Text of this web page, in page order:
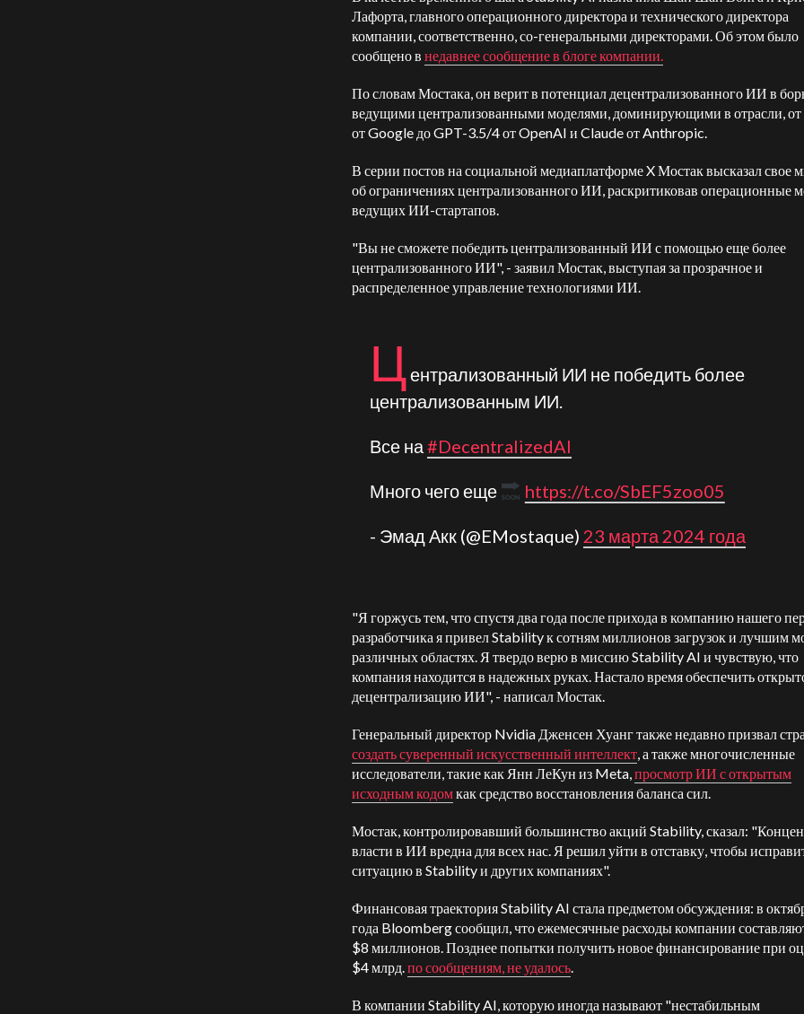
Лафорта, главного операционного директора и технического директора
компании, соответственно, со-генеральными директорами. Об этом было
сообщено в недавнее сообщение в блоге компании.
По словам Мостака, он верит в потенциал децентрализованного ИИ в
ведущими централизованными моделями, доминирующими в отрасли,
от Google до GPT-3.5/4 от OpenAI и Claude от Anthropic.
В серии постов на социальной медиаплатформе X Мостак высказал свое
об ограничениях централизованного ИИ, раскритиковав операционные
ведущих ИИ-стартапов.
"Вы не сможете победить централизованный ИИ с помощью еще более
централизованного ИИ", - заявил Мостак, выступая за прозрачное и
распределенное управление технологиями ИИ.
Централизованный ИИ не победить более
централизованным ИИ.
Все на#DecentralizedAI
Много чего еще https://t.co/SbEF5zoo05
- Эмад Акк (@EMostaque) 23 марта 2024 года
"Я горжусь тем, что спустя два года после прихода в компанию нашего
разработчика я привел Stability к сотням миллионов загрузок и лучшим
различных областях. Я твердо верю в миссию Stability AI и чувствую, что
компания находится в надежных руках. Настало время обеспечить
децентрализацию ИИ", - написал Мостак.
Генеральный директор Nvidia Дженсен Хуанг также недавно призвал
создать суверенный искусственный интеллект, а также многочисленные
исследователи, такие как Янн ЛеКун из Meta,просмотр ИИ с открытым
исходным кодомкак средство восстановления баланса сил.
Мостак, контролировавший большинство акций Stability, сказал:
власти в ИИ вредна для всех нас. Я решил уйти в отставку, чтобы
ситуацию в Stability и других компаниях".
Финансовая траектория Stability AI стала предметом обсуждения: в
года Bloomberg сообщил, что ежемесячные расходы компании
$8 миллионов.Позднее попытки получить новое финансирование при
$4 млрд.по сообщениям, не удалось.
В компании Stability AI, которую иногда называют "нестабильным